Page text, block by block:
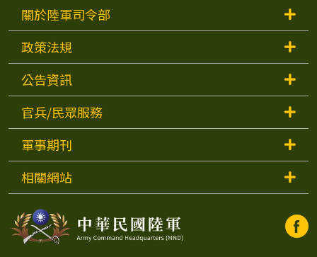
關於陸軍司令部
政策法規
公告資訊
官兵/民眾服務
軍事期刊
相關網站
中
中
華